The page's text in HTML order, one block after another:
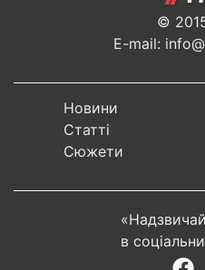
©
E-mail:
Новини
Статті
Сюжети
в